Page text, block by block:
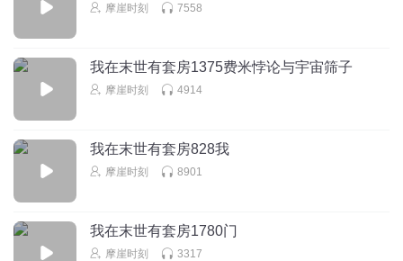
摩崖时刻 7558
我在末世有套房1375费米悖论与宇宙筛子
摩崖时刻 4914
我在末世有套房828我
摩崖时刻 8901
我在末世有套房1780门
摩崖时刻 3317